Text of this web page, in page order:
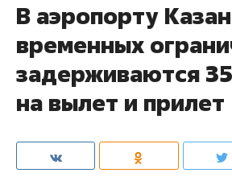
В аэропорту
временных
задерживаются
на вылет и прилет